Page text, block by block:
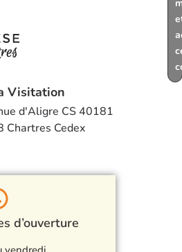
Visitation
d'Aligre CS 40181
Chartres Cedex
d’ouverture